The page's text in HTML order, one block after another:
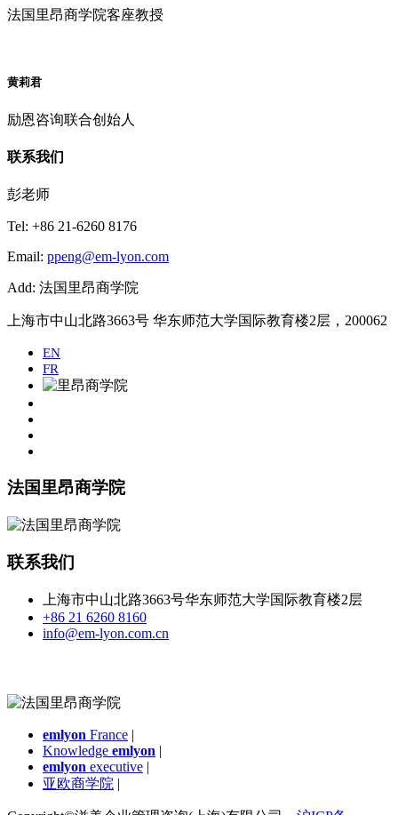
法国里昂商学院客座教授
黄莉君
励恩咨询联合创始人
联系我们
彭老师
Tel: +86 21-6260 8176
Email: ppeng@em-lyon.com
Add: 法国里昂商学院
上海市中山北路3663号 华东师范大学国际教育楼2层，200062
EN
FR
法国里昂商学院
联系我们
上海市中山北路3663号华东师范大学国际教育楼2层
+86 21 6260 8160
info@em-lyon.com.cn
emlyon France |
Knowledge emlyon |
emlyon executive |
亚欧商学院 |